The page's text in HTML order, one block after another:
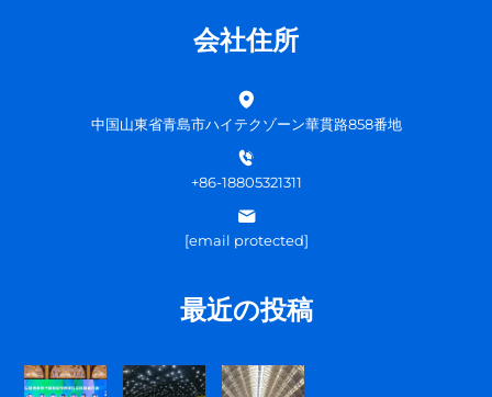
会社住所
中国山東省青島市ハイテクゾーン華貫路858番地
+86-18805321311
[email protected]
最近の投稿